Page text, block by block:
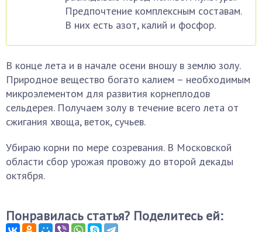
Предпочтение комплексным составам.
В них есть азот, калий и фосфор.
В конце лета и в начале осени вношу в землю золу.
Природное вещество богато калием – необходимым
микроэлементом для развития корнеплодов
сельдерея. Получаем золу в течение всего лета от
сжигания хвоща, веток, сучьев.
Убираю корни по мере созревания. В Московской
области сбор урожая провожу до второй декады
октября.
Понравилась статья? Поделитесь ей: